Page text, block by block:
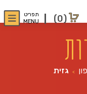
(0)
תפריט
MENU
> גזית